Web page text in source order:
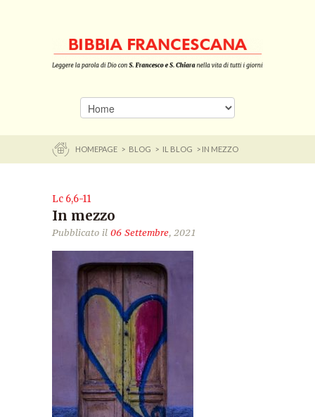
HOMEPAGE > BLOG > IL BLOG > IN MEZZO
Lc 6,6-11
In mezzo
Pubblicato il 06 Settembre, 2021